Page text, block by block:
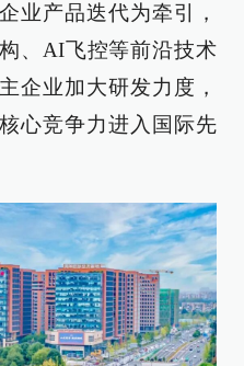
业产品迭代为牵引，
、AI飞控等前沿技术
企业加大研发力度，
心竞争力进入国际先